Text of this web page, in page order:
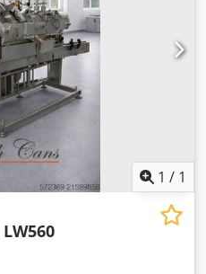
1 / 1
LW560